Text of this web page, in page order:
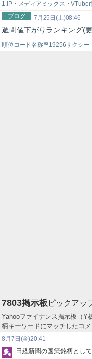
1.IP・メディアミックス・
社ゲームへのライセンス展開、
7月25日(土)08:46
ブログ
週間値下がりランキング(
順位コード名称率19256サクシ
7803掲示板 ピックアッ
Yahooファイナンス掲示板（Y
柄キーワードにマッチしたコ
8月7日(金)20:41
日経新聞の国策銘柄とし